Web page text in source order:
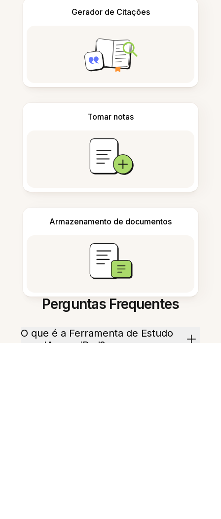
Gerador de Citações
Tomar notas
Armazenamento de documentos
Perguntas Frequentes
O que é a Ferramenta de Estudo
com IA para iPad?